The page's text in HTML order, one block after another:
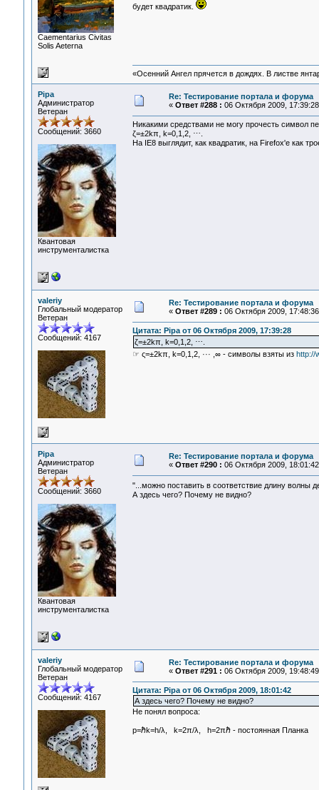
Сaementarius Civitas
Solis Aeterna
будет квадратик.
«Осенний Ангел прячется в дождях. В листве
Pipa
Администратор
Ветеран
Сообщений: 3660
Квантовая
инструменталистка
Re: Тестирование портала и форума
« Ответ #288 : 06 Октября 2009,
Никакими средствами не могу прочесть символ
ζ=±2kπ, k=0,1,2, ⋯.
На IE8 выглядит, как квадратик, на Firefox'е как
valeriy
Глобальный модератор
Ветеран
Сообщений: 4167
Re: Тестирование портала и форума
« Ответ #289 : 06 Октября 2009,
Цитата: Pipa от 06 Октября 2009, 17:39:28
ζ=±2kπ, k=0,1,2, ⋯.
☞ ς=±2kπ, k=0,1,2, ··· ,∞ - символы взяты из http://
Pipa
Администратор
Ветеран
Сообщений: 3660
Квантовая
инструменталистка
Re: Тестирование портала и форума
« Ответ #290 : 06 Октября 2009,
"...можно поставить в соответствие длину волны
А здесь чего? Почему не видно?
valeriy
Глобальный модератор
Ветеран
Сообщений: 4167
Re: Тестирование портала и форума
« Ответ #291 : 06 Октября 2009,
Цитата: Pipa от 06 Октября 2009, 18:01:42
А здесь чего? Почему не видно?
Не понял вопроса:
p=ℏk=h/λ, k=2π/λ, h=2πℏ - постоянная Планка